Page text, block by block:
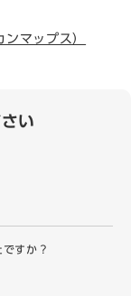
マップス）
い
すか？